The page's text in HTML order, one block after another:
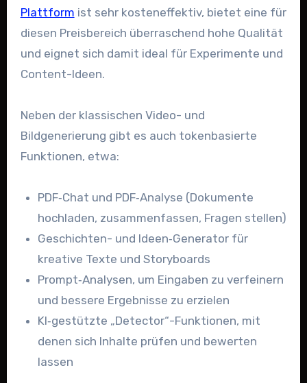
Plattform ist sehr kosteneffektiv, bietet eine für
diesen Preisbereich überraschend hohe Qualität
und eignet sich damit ideal für Experimente und
Content-Ideen.
Neben der klassischen Video- und
Bildgenerierung gibt es auch tokenbasierte
Funktionen, etwa:
PDF‑Chat und PDF‑Analyse (Dokumente
hochladen, zusammenfassen, Fragen stellen)
Geschichten- und Ideen‑Generator für
kreative Texte und Storyboards
Prompt‑Analysen, um Eingaben zu verfeinern
und bessere Ergebnisse zu erzielen
KI‑gestützte „Detector“-Funktionen, mit
denen sich Inhalte prüfen und bewerten
lassen